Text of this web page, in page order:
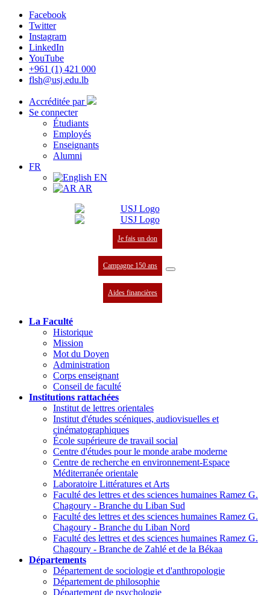
Facebook
Twitter
Instagram
LinkedIn
YouTube
+961 (1) 421 000
flsh@usj.edu.lb
Accréditée par
Se connecter
Étudiants
Employés
Enseignants
Alumni
FR
EN
AR
Je fais un don
Campagne 150 ans
Aides financières
La Faculté
Historique
Mission
Mot du Doyen
Administration
Corps enseignant
Conseil de faculté
Institutions rattachées
Institut de lettres orientales
Institut d'études scéniques, audiovisuelles et
cinématographiques
École supérieure de travail social
Centre d'études pour le monde arabe moderne
Centre de recherche en environnement-Espace
Méditerranée orientale
Laboratoire Littératures et Arts
Faculté des lettres et des sciences humaines Ramez G.
Chagoury - Branche du Liban Sud
Faculté des lettres et des sciences humaines Ramez G.
Chagoury - Branche du Liban Nord
Faculté des lettres et des sciences humaines Ramez G.
Chagoury - Branche de Zahlé et de la Békaa
Départements
Département de sociologie et d'anthropologie
Département de philosophie
Département de psychologie